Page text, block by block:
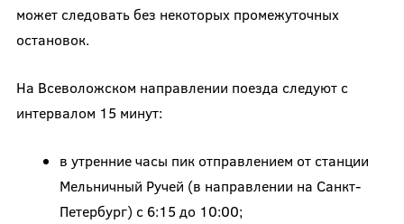
может следовать без некоторых промежуточных
остановок.
На Всеволожском направлении поезда следуют с
интервалом 15 минут:
в утренние часы пик отправлением от станции
Мельничный Ручей (в направлении на Санкт-
Петербург) с 6:15 до 10:00;